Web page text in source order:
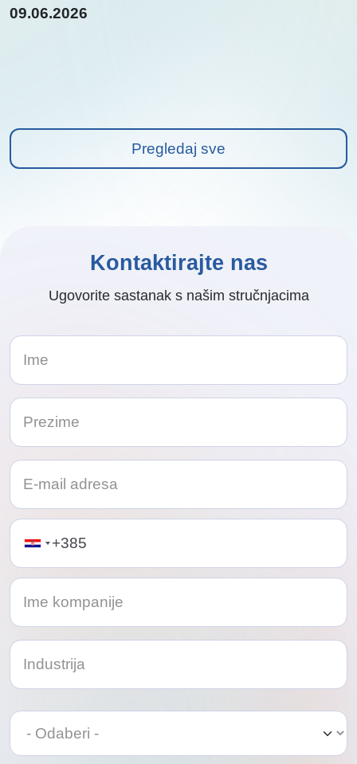
09.06.2026
Pregledaj sve
Kontaktirajte nas
Ugovorite sastanak s našim stručnjacima
Telephone
Odaberi
Odaberi